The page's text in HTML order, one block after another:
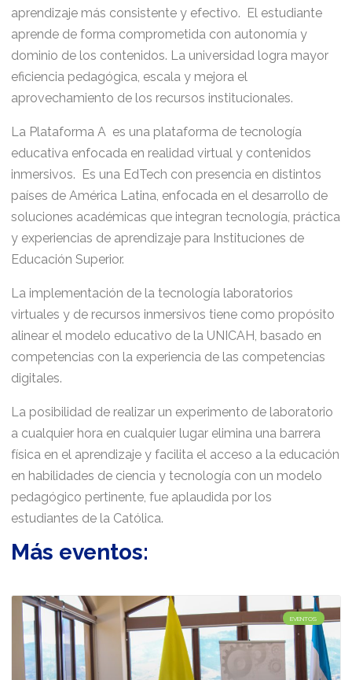
aprendizaje más consistente y efectivo. El estudiante
aprende de forma comprometida con autonomía y
dominio de los contenidos. La universidad logra mayor
eficiencia pedagógica, escala y mejora el
aprovechamiento de los recursos institucionales.
La Plataforma A es una plataforma de tecnología
educativa enfocada en realidad virtual y contenidos
inmersivos. Es una EdTech con presencia en distintos
países de América Latina, enfocada en el desarrollo de
soluciones académicas que integran tecnología, práctica
y experiencias de aprendizaje para Instituciones de
Educación Superior.
La implementación de la tecnología laboratorios
virtuales y de recursos inmersivos tiene como propósito
alinear el modelo educativo de la UNICAH, basado en
competencias con la experiencia de las competencias
digitales.
La posibilidad de realizar un experimento de laboratorio
a cualquier hora en cualquier lugar elimina una barrera
física en el aprendizaje y facilita el acceso a la educación
en habilidades de ciencia y tecnología con un modelo
pedagógico pertinente, fue aplaudida por los
estudiantes de la Católica.
Más eventos:
EVENTOS